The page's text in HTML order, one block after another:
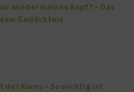
wieder meinen Kopf? – Das
Gedächtnis
des Korns – So wichtig ist